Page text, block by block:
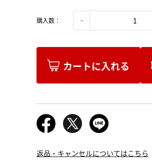
購入数：
カートに入れる
返品・キャンセルについてはこちら